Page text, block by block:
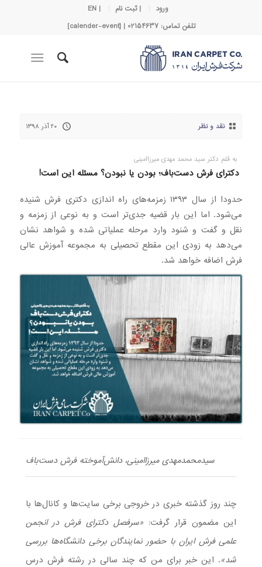
ورود | ثبت نام
| EN
تلفن تماس: 02154637 | [calender-event]
نقد و نظر ۲۰ آذر ۱۳۹۸
به قلم دکتر سید محمد مهدی میرزاامینی
دکترای فرش دست‌باف؛ بودن یا نبودن؟ مسئله این است!
حدودا از سال ۱۳۹۳ زمزمه‌های راه اندازی دکتری فرش شنیده
می‌شود. اما این بار قضیه جدی‌تر است و به نوعی از زمزمه و
نقل و گفت و شنود وارد مرحله عملیاتی شده و شواهد نشان
می‌دهد به زودی این مقطع تحصیلی به مجموعه آموزش عالی
فرش اضافه خواهد شد.
سیدمحمدمهدی میرزاامینی، دانش‌آموخته فرش دست‌باف
چند روز گذشته خبری در خروجی برخی سایت‌ها و کانال‌ها با
این مضمون قرار گرفت: «سرفصل دکترای فرش در انجمن
علمی فرش ایران با حضور نمایندگان برخی دانشگاه‌ها بررسی
شد». این خبر برای من که چند سالی در رشته فرش درس